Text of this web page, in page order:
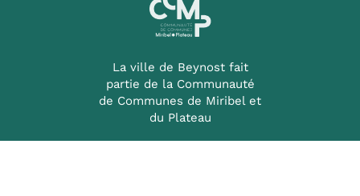
La ville de Beynost fait
partie de la Communauté
de Communes de Miribel et
du Plateau